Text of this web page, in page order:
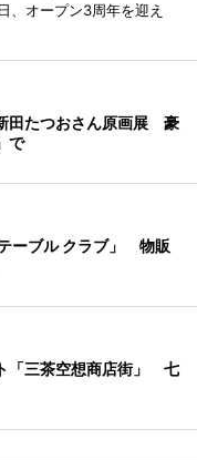
、オープン3周年を迎え
田たつおさん原画展 豪
で
ーブル クラブ」 物販
「三茶空想商店街」 七